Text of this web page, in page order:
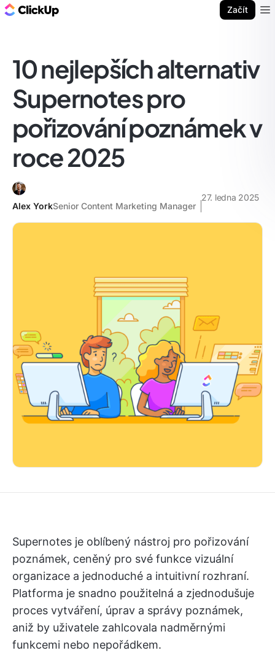
Začít
10 nejlepších alternativ
Supernotes pro
pořizování poznámek v
roce 2025
Alex YorkSenior Content Marketing Manager
27. ledna 2025
Supernotes je oblíbený nástroj pro pořizování
poznámek, ceněný pro své funkce vizuální
organizace a jednoduché a intuitivní rozhraní.
Platforma je snadno použitelná a zjednodušuje
proces vytváření, úprav a správy poznámek,
aniž by uživatele zahlcovala nadměrnými
funkcemi nebo nepořádkem.